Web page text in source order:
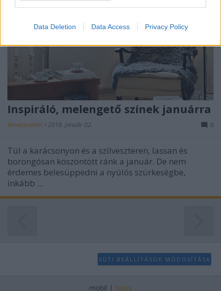
related to personalization.
I want to allow Google to enable storage
related to security, including authentication
functionality and fraud prevention, and other
user protection.
Data Deletion Data Access Privacy Policy
Inspiráló, melengető színek januárra
tervezzvelem • 2018. január 02. 0
Túl a karácsonyon és a szilveszteren, lassan és
borongósan köszöntött ránk a január. De nem
érdemes belesüppedni a nyúlós szürkeségbe,
inkább ...
SÜTI BEÁLLÍTÁSOK MÓDOSÍTÁSA
mobil | teljes